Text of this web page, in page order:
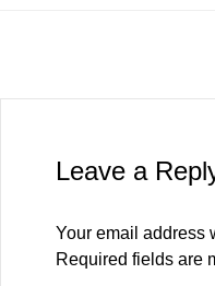
Leave a
Your email address
Required fields are